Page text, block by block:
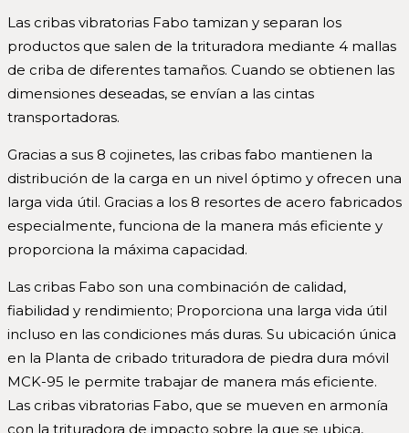
Las cribas vibratorias Fabo tamizan y separan los
productos que salen de la trituradora mediante 4 mallas
de criba de diferentes tamaños. Cuando se obtienen las
dimensiones deseadas, se envían a las cintas
transportadoras.
Gracias a sus 8 cojinetes, las cribas fabo mantienen la
distribución de la carga en un nivel óptimo y ofrecen una
larga vida útil. Gracias a los 8 resortes de acero fabricados
especialmente, funciona de la manera más eficiente y
proporciona la máxima capacidad.
Las cribas Fabo son una combinación de calidad,
fiabilidad y rendimiento; Proporciona una larga vida útil
incluso en las condiciones más duras. Su ubicación única
en la Planta de cribado trituradora de piedra dura móvil
MCK-95 le permite trabajar de manera más eficiente.
Las cribas vibratorias Fabo, que se mueven en armonía
con la trituradora de impacto sobre la que se ubica,